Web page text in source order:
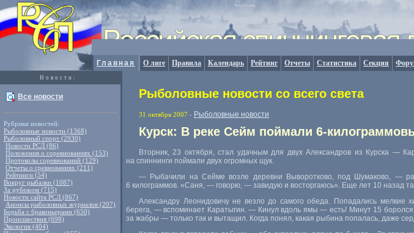
Главная О лиге Правила Календарь Рейтинг Отчеты Статистика Секция
Новости:
Все новости
Рубрики новостей:
Рыболовные новости (1368)
Рыболовный спорт (2930)
Новости РСЛ (86)
Положения о соревнованиях (153)
Протоколы соревнований (129)
Отчеты о сревнованиях (211)
Рейтинги (54)
Вокруг рыбалки (1087)
За рубежом (715)
Новости сайта РСЛ (867)
Анонсы рыболовных журналов (207)
Борьба с браконьерами (650)
Происшествия (698)
Экология (404)
Рыболовные новости со всего света
31 октября 2007 - Рыболовные новости
Курск: В реке Сейм поймали 6-
Вторник, 23 октября, стал удачным для двух Александров из Курска —
на спиннинги поймали двух огромных щук.
— Рыбачили на Сейме возле деревни Выворотково, под Шумаково, —
6 килограммов. «Саня, — говорю, — завидую и восторгаюсь». Еще лет 10 назад
Александру Леонидовичу не везло до самого обеда. Попадались
берега, — вспоминает Каратыгин. — Кинул вдоль ямы — есть! Минут 15 боролся
за жабры — только так и вытащил. Когда понял, какая рыбина попалась, даже